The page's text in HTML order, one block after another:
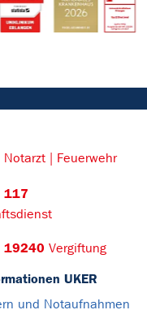
Notarzt | Feuerwehr
117
19240 Vergiftung
UKER
und Notaufnahmen